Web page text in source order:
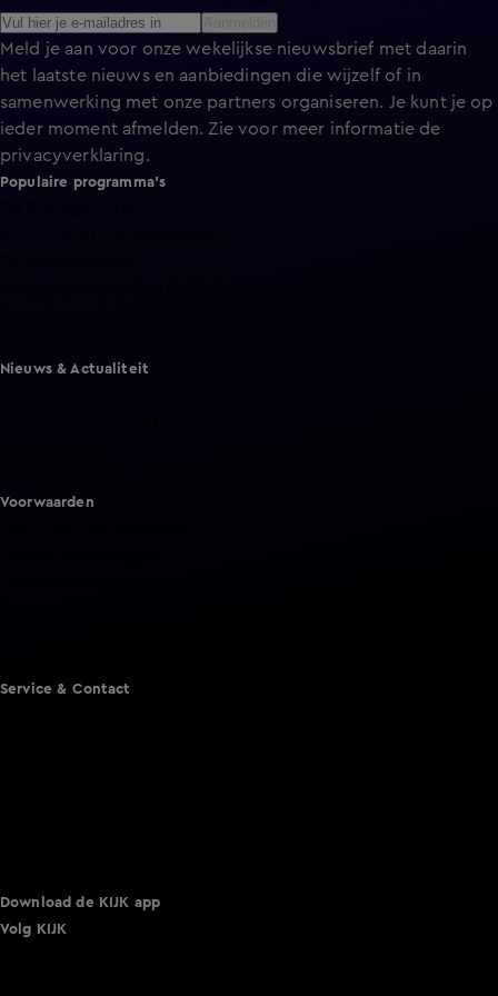
Meld je aan voor onze wekelijkse nieuwsbrief met daarin
het laatste nieuws en aanbiedingen die wijzelf of in
samenwerking met onze partners organiseren. Je kunt je op
ieder moment afmelden. Zie voor meer informatie de
privacyverklaring.
Populaire programma's
Nieuws & Actualiteit
Voorwaarden
Service & Contact
Download de KIJK app
Volg KIJK